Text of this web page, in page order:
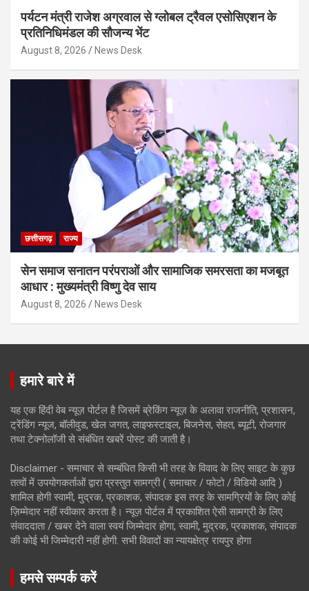
पर्यटन मंत्री राजेश अग्रवाल से ग्लोबल ट्रैवल एसोसिएशन के
प्रतिनिधिमंडल की सौजन्य भेंट
August 8, 2026 News Desk
छत्तीसगढ़ राज्य
सेन समाज सनातन परंपराओं और सामाजिक समरसता का मजबूत
आधार : मुख्यमंत्री विष्णु देव साय
August 8, 2026 News Desk
हमारे बारे में
यह एक हिंदी वेब न्यूज़ पोर्टल है जिसमें ब्रेकिंग न्यूज़ के अलावा राजनीति, प्रशासन,
ट्रेंडिंग न्यूज, बॉलीवुड, खेल जगत, लाइफस्टाइल, बिजनेस, सेहत, ब्यूटी, रोजगार
तथा टेक्नोलॉजी से संबंधित खबरें पोस्ट की जाती है।
Disclaimer - समाचार से सम्बंधित किसी भी तरह के विवाद के लिए साइट के कुछ
तत्वों में उपयोगकर्ताओं द्वारा प्रस्तुत सामग्री ( समाचार / फोटो / विडियो आदि )
शामिल होगी स्वामी, मुद्रक, प्रकाशक, संपादक इस तरह के सामग्रियों के लिए कोई
ज़िम्मेदार नहीं स्वीकार करता है। न्यूज़ पोर्टल में प्रकाशित ऐसी सामग्री के लिए
संवाददाता / खबर देने वाला स्वयं जिम्मेदार होगा, स्वामी, मुद्रक, प्रकाशक, संपादक
की कोई भी जिम्मेदारी नहीं होगी. सभी विवादों का न्यायक्षेत्र रायपुर होगा
हमसे सम्पर्क करें